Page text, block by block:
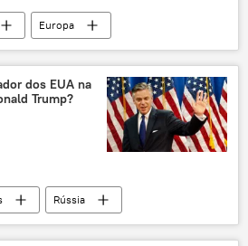
Europa
da Alemanha
dos EUA na
Trump?
Rússia